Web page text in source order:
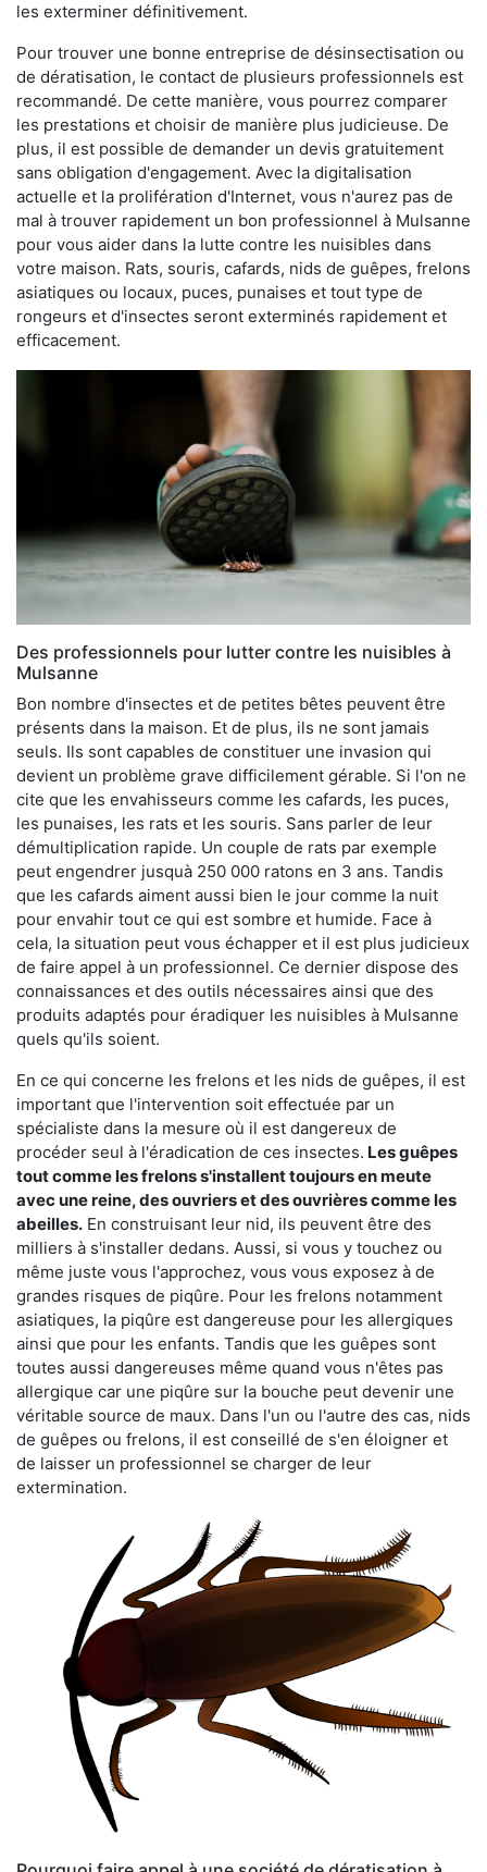
les exterminer définitivement.
Pour trouver une bonne entreprise de désinsectisation ou
de dératisation, le contact de plusieurs professionnels est
recommandé. De cette manière, vous pourrez comparer
les prestations et choisir de manière plus judicieuse. De
plus, il est possible de demander un devis gratuitement
sans obligation d'engagement. Avec la digitalisation
actuelle et la prolifération d'Internet, vous n'aurez pas de
mal à trouver rapidement un bon professionnel à Mulsanne
pour vous aider dans la lutte contre les nuisibles dans
votre maison. Rats, souris, cafards, nids de guêpes, frelons
asiatiques ou locaux, puces, punaises et tout type de
rongeurs et d'insectes seront exterminés rapidement et
efficacement.
Des professionnels pour lutter contre les nuisibles à
Mulsanne
Bon nombre d'insectes et de petites bêtes peuvent être
présents dans la maison. Et de plus, ils ne sont jamais
seuls. Ils sont capables de constituer une invasion qui
devient un problème grave difficilement gérable. Si l'on ne
cite que les envahisseurs comme les cafards, les puces,
les punaises, les rats et les souris. Sans parler de leur
démultiplication rapide. Un couple de rats par exemple
peut engendrer jusquà 250 000 ratons en 3 ans. Tandis
que les cafards aiment aussi bien le jour comme la nuit
pour envahir tout ce qui est sombre et humide. Face à
cela, la situation peut vous échapper et il est plus judicieux
de faire appel à un professionnel. Ce dernier dispose des
connaissances et des outils nécessaires ainsi que des
produits adaptés pour éradiquer les nuisibles à Mulsanne
quels qu'ils soient.
En ce qui concerne les frelons et les nids de guêpes, il est
important que l'intervention soit effectuée par un
spécialiste dans la mesure où il est dangereux de
procéder seul à l'éradication de ces insectes. Les guêpes
tout comme les frelons s'installent toujours en meute
avec une reine, des ouvriers et des ouvrières comme les
abeilles. En construisant leur nid, ils peuvent être des
milliers à s'installer dedans. Aussi, si vous y touchez ou
même juste vous l'approchez, vous vous exposez à de
grandes risques de piqûre. Pour les frelons notamment
asiatiques, la piqûre est dangereuse pour les allergiques
ainsi que pour les enfants. Tandis que les guêpes sont
toutes aussi dangereuses même quand vous n'êtes pas
allergique car une piqûre sur la bouche peut devenir une
véritable source de maux. Dans l'un ou l'autre des cas, nids
de guêpes ou frelons, il est conseillé de s'en éloigner et
de laisser un professionnel se charger de leur
extermination.